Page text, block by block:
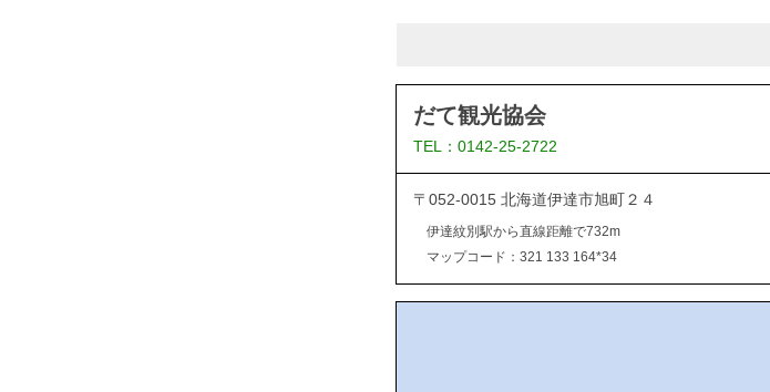
だて観光協会
TEL：0142-25-2722
〒052-0015 北海道伊達市旭町２４
伊達紋別駅から直線距離で732m
マップコード：321 133 164*34